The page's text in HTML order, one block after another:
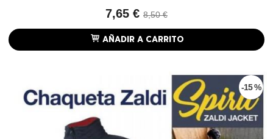
7,65 € 8,50 €
AÑADIR A CARRITO
-15 %